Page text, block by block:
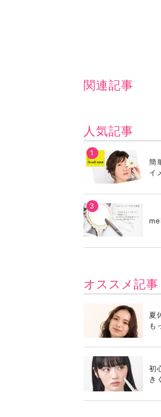
関連記事
人気記事
簡
イ
オススメ記事
夏
も
初
き